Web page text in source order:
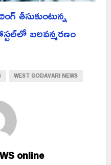
తీసుకుంటున్న
బలవన్మరణం
WEST GODAVARI NEWS
online